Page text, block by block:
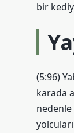
bir
(5:96)
karada
nedenle